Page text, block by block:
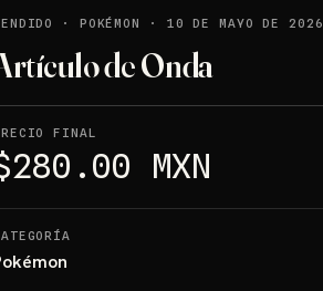
· POKÉMON · 10 DE MAYO DE 2026
de Onda
FINAL
MXN